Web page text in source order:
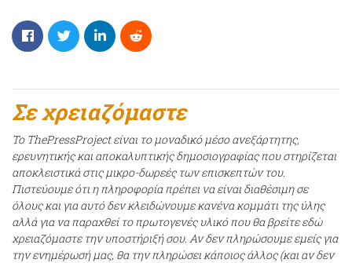
Σε χρειαζόμαστε
Το ThePressProject είναι το μοναδικό μέσο ανεξάρτητης,
ερευνητικής και αποκαλυπτικής δημοσιογραφίας που στηρίζεται
αποκλειστικά στις μικρο-δωρεές των επισκεπτών του.
Πιστεύουμε ότι η πληροφορία πρέπει να είναι διαθέσιμη σε
όλους και για αυτό δεν κλειδώνουμε κανένα κομμάτι της ύλης
αλλά για να παραχθεί το πρωτογενές υλικό που θα βρείτε εδώ
χρειαζόμαστε την υποστήριξή σου. Αν δεν πληρώσουμε εμείς για
την ενημέρωσή μας, θα την πληρώσει κάποιος άλλος (και αν δεν